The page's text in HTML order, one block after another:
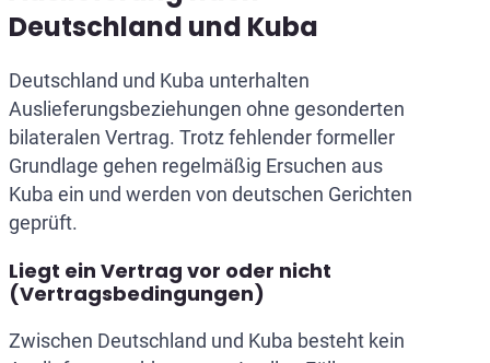
Deutschland und Kuba
Deutschland und Kuba unterhalten
Auslieferungsbeziehungen ohne gesonderten
bilateralen Vertrag. Trotz fehlender formeller
Grundlage gehen regelmäßig Ersuchen aus
Kuba ein und werden von deutschen Gerichten
geprüft.
Liegt ein Vertrag vor oder nicht
(Vertragsbedingungen)
Zwischen Deutschland und Kuba besteht kein